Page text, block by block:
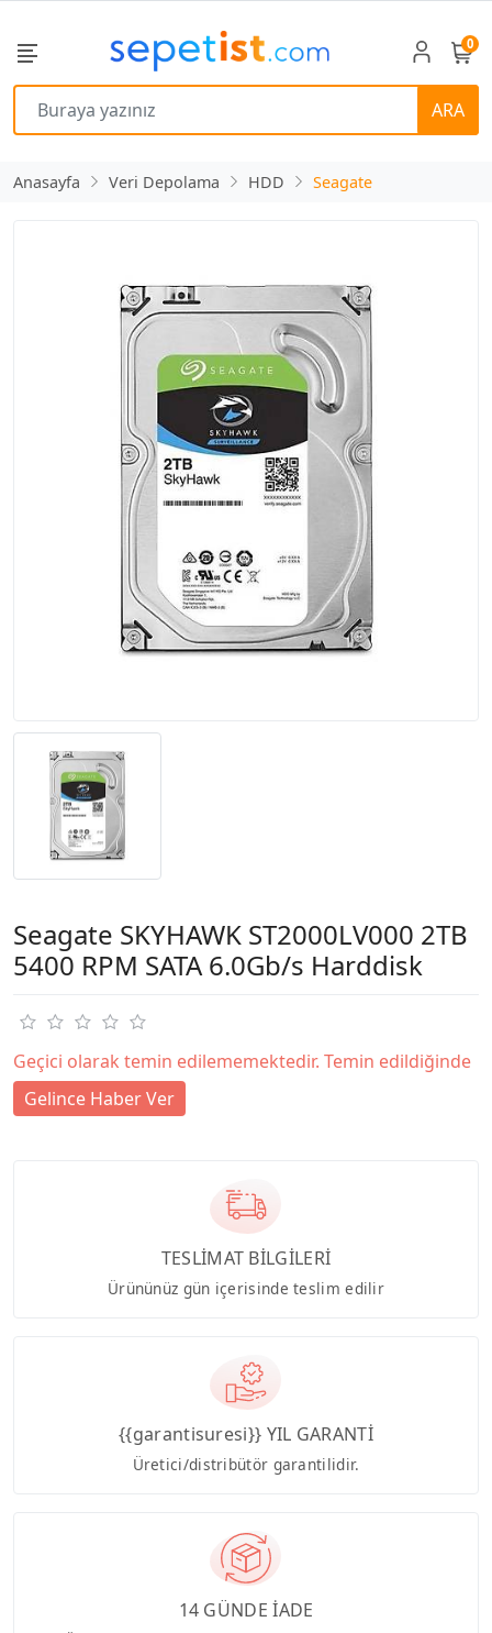
ARA
0
Anasayfa Veri Depolama HDD Seagate
Seagate SKYHAWK ST2000LV000 2TB
5400 RPM SATA 6.0Gb/s Harddisk
Geçici olarak temin edilememektedir. Temin edildiğinde
Gelince Haber Ver
TESLİMAT BİLGİLERİ
Ürününüz gün içerisinde teslim edilir
{{garantisuresi}} YIL GARANTİ
Üretici/distribütör garantilidir.
14 GÜNDE İADE